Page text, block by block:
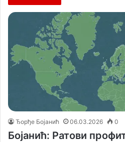
Ђорђе Бојанић 06.03.2026 0
Бојанић: Ратови